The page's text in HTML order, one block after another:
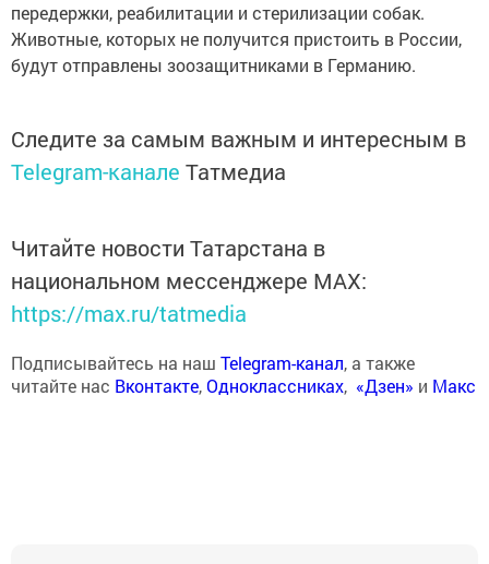
передержки, реабилитации и стерилизации собак.
Животные, которых не получится пристоить в России,
будут отправлены зоозащитниками в Германию.
Следите за самым важным и интересным в
Telegram-канале Татмедиа
Читайте новости Татарстана в
национальном мессенджере MАХ:
https://max.ru/tatmedia
Подписывайтесь на наш Telegram-канал, а также
читайте нас Вконтакте,Одноклассниках, «Дзен» и Макс